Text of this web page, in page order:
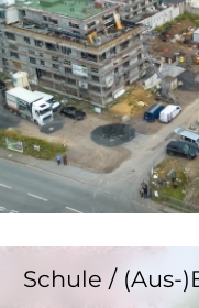
Schule / (Aus-